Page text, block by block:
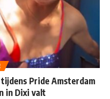
Pride Amsterdam
in Dixi valt